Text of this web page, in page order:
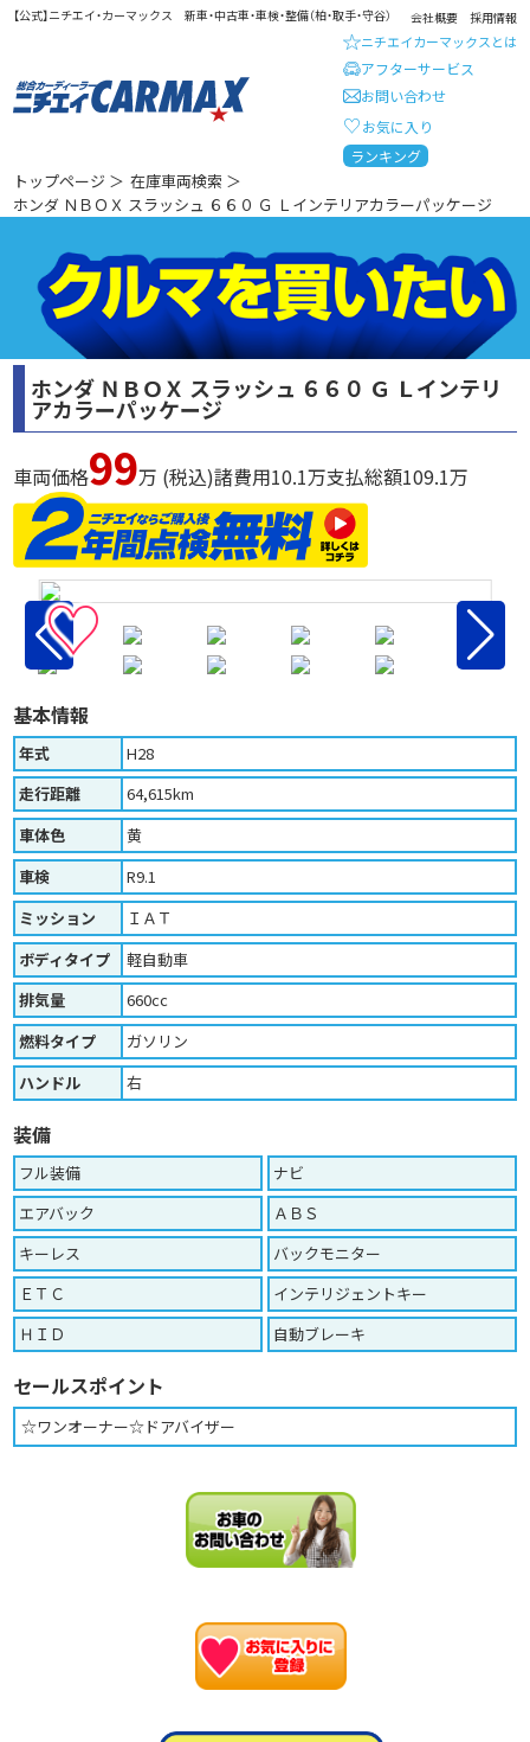
【公式】ニチエイ・カーマックス 新車・中古車・車検・整備（柏・取手・守谷） 会社概要 採用情報
総合カーディーラー ニチエイ・
ニチエイカーマックスとは
アフターサービス
お問い合わせ
お気に入り
ランキング
トップページ ＞ 在庫車両検索 ＞
ホンダ ＮＢＯＸ スラッシュ ６６０ Ｇ Ｌインテリアカラーパッケージ
ホンダ ＮＢＯＸ スラッシュ ６６０ Ｇ Ｌインテリ
アカラーパッケージ
車両価格99万 (税込)諸費用10.1万支払総額109.1万
♡
基本情報
年式
H28
走行距離
64,615km
車体色
黄
車検
R9.1
ミッション
ＩＡＴ
ボディタイプ
軽自動車
排気量
660cc
燃料タイプ
ガソリン
ハンドル
右
装備
フル装備
ナビ
エアバック
ＡＢＳ
キーレス
バックモニター
ＥＴＣ
インテリジェントキー
ＨＩＤ
自動ブレーキ
セールスポイント
☆ワンオーナー☆ドアバイザー